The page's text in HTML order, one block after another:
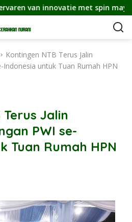
innovatie met spin maya app
Kontingen NTB Terus Jalin
Indonesia untuk Tuan Rumah HPN
Jalin
PWI se-
Tuan Rumah HPN